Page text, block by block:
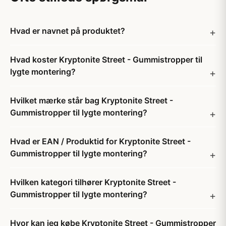
Hvad er navnet på produktet?
Hvad koster Kryptonite Street - Gummistropper til
lygte montering?
Hvilket mærke står bag Kryptonite Street -
Gummistropper til lygte montering?
Hvad er EAN / Produktid for Kryptonite Street -
Gummistropper til lygte montering?
Hvilken kategori tilhører Kryptonite Street -
Gummistropper til lygte montering?
Hvor kan jeg købe Kryptonite Street - Gummistropper